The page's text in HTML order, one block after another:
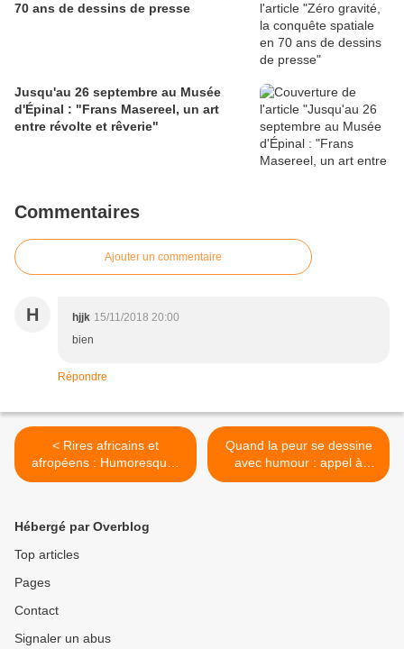
70 ans de dessins de presse
Jusqu'au 26 septembre au Musée
d'Épinal : "Frans Masereel, un art
entre révolte et rêverie"
Commentaires
Ajouter un commentaire
H hjjk 15/11/2018 20:00
bien
Répondre
< Rires africains et
afropéens : Humoresques
n°38
Quand la peur se dessine
avec humour : appel à
contribution >
Hébergé par Overblog
Top articles
Pages
Contact
Signaler un abus